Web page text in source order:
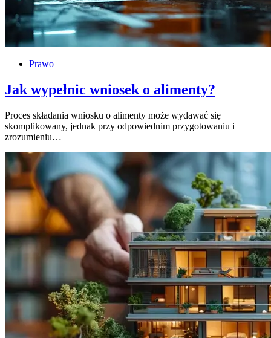
Prawo
Jak wypełnic wniosek o alimenty?
Proces składania wniosku o alimenty może wydawać się
skomplikowany, jednak przy odpowiednim przygotowaniu i
zrozumieniu…